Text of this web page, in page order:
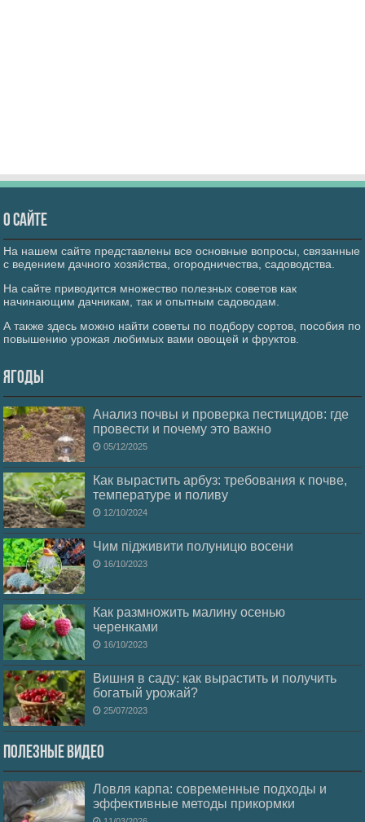
О сайте
На нашем сайте представлены все основные вопросы, связанные
с ведением дачного хозяйства, огородничества, садоводства.
На сайте приводится множество полезных советов как
начинающим дачникам, так и опытным садоводам.
А также здесь можно найти советы по подбору сортов, пособия по
повышению урожая любимых вами овощей и фруктов.
Ягоды
Анализ почвы и проверка пестицидов: где
провести и почему это важно
05/12/2025
Как вырастить арбуз: требования к почве,
температуре и поливу
12/10/2024
Чим підживити полуницю восени
16/10/2023
Как размножить малину осенью
черенками
16/10/2023
Вишня в саду: как вырастить и получить
богатый урожай?
25/07/2023
Полезные видео
Ловля карпа: современные подходы и
эффективные методы прикормки